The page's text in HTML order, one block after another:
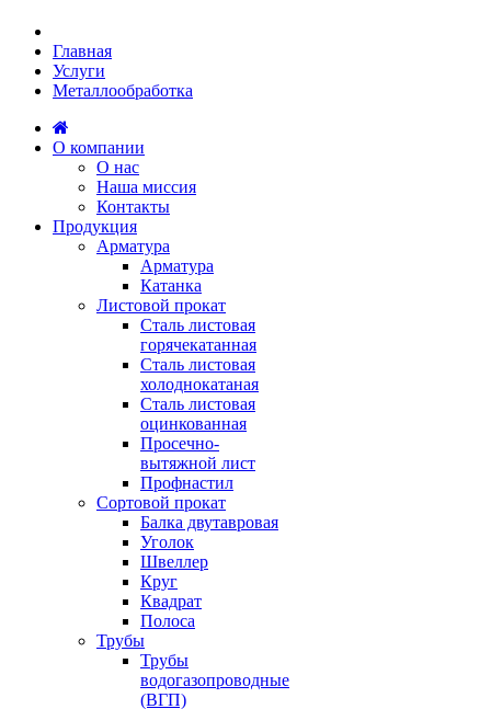
Главная
Услуги
Металлообработка
О компании
О нас
Наша миссия
Контакты
Продукция
Арматура
Арматура
Катанка
Листовой прокат
Сталь листовая
горячекатанная
Сталь листовая
холоднокатаная
Сталь листовая
оцинкованная
Просечно-
вытяжной лист
Профнастил
Сортовой прокат
Балка двутавровая
Уголок
Швеллер
Круг
Квадрат
Полоса
Трубы
Трубы
водогазопроводные
(ВГП)